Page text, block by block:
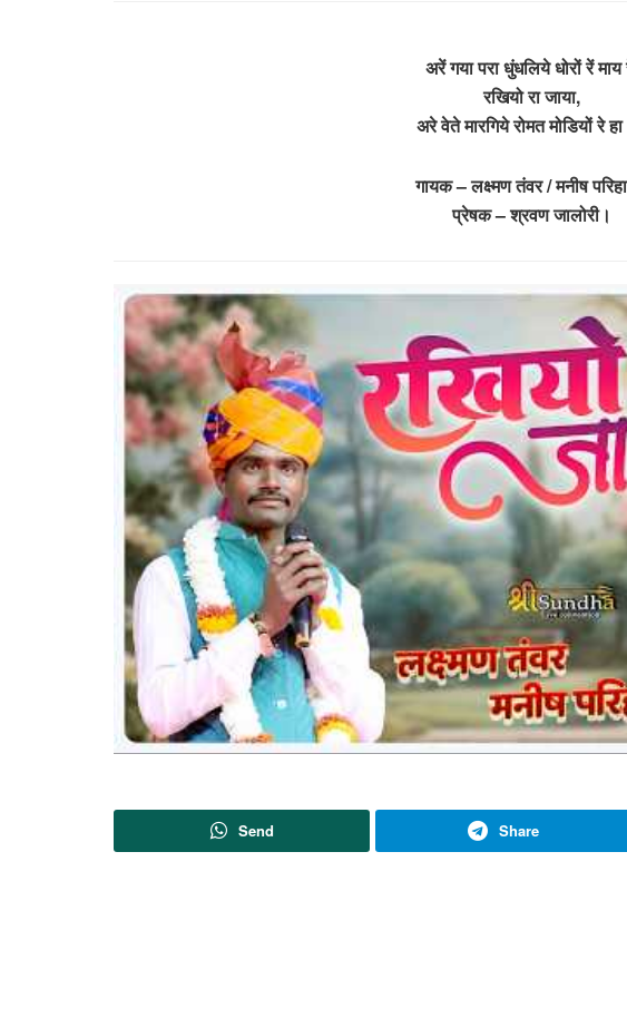
अरें गया परा धुंधलिये धोरों रें माय
रखियो रा जाया,
अरे वेते मारगिये रोमत मोडियों रे
गायक – लक्ष्मण तंवर / मनीष
प्रेषक – श्रवण जालोरी।
Send Share